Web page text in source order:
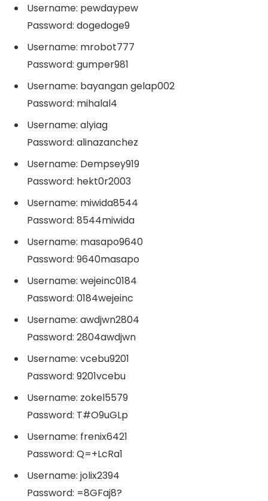
Username: pewdaypew
Password: dogedoge9
Username: mrobot777
Password: gumper981
Username: bayangan gelap002
Password: mihalal4
Username: alyiag
Password: alinazanchez
Username: Dempsey919
Password: hekt0r2003
Username: miwida8544
Password: 8544miwida
Username: masapo9640
Password: 9640masapo
Username: wejeinc0184
Password: 0184wejeinc
Username: awdjwn2804
Password: 2804awdjwn
Username: vcebu9201
Password: 9201vcebu
Username: zokel5579
Password: T#O9uGLp
Username: frenix6421
Password: Q=+LcRa1
Username: jolix2394
Password: =8GFaj8?